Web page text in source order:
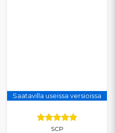
Saatavilla useissa versioissa
SCP